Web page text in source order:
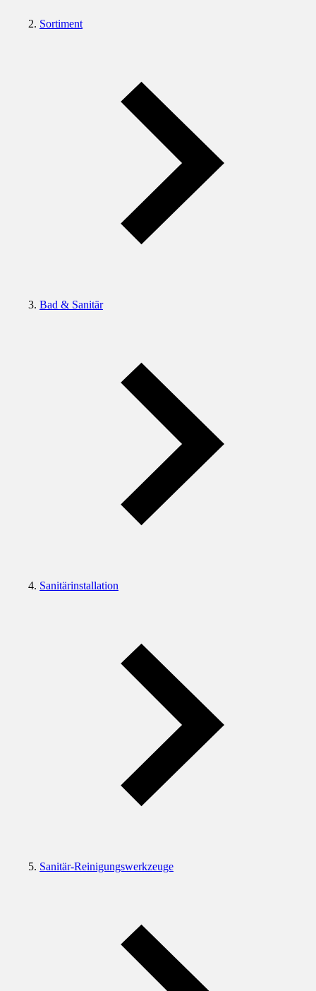
Sortiment
Bad & Sanitär
Sanitärinstallation
Sanitär-Reinigungswerkzeuge